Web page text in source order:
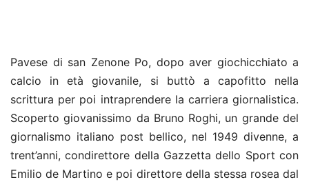
Pavese di san Zenone Po, dopo aver giochicchiato a
calcio in età giovanile, si buttò a capofitto nella
scrittura per poi intraprendere la carriera giornalistica.
Scoperto giovanissimo da Bruno Roghi, un grande del
giornalismo italiano post bellico, nel 1949 divenne, a
trent’anni, condirettore della Gazzetta dello Sport con
Emilio de Martino e poi direttore della stessa rosea dal